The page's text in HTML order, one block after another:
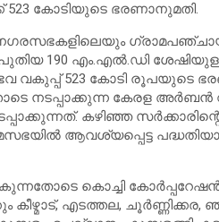
കോടിയുടെ ഭരണാനുമതി.
190 എം.എല്‍.ഡി
വകുപ്പ് 523 കോടി രൂപയുടെ
നടപ്പാക്കുന്ന കേരള അര്‍ബന്‍
കഴിഞ്ഞ
ആവശ്യപ്പെട്ട
കൊച്ചി
കീഴ്മാട്, എടത്തല,